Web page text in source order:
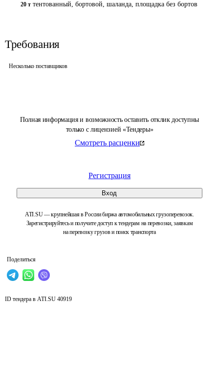
Полная информация и возможность оставить отклик доступны
только с лицензией «Тендеры»
Смотреть расценки
Регистрация
Вход
ATI.SU — крупнейшая в России биржа автомобильных грузоперевозок.
Зарегистрируйтесь и получите доступ к тендерам на перевозки, заявкам
на перевозку грузов и поиск транспорта
Поделиться
20 т тентованный, бортовой, шаланда, площадка без бортов
Требования
Несколько поставщиков
ID тендера в ATI.SU 40919